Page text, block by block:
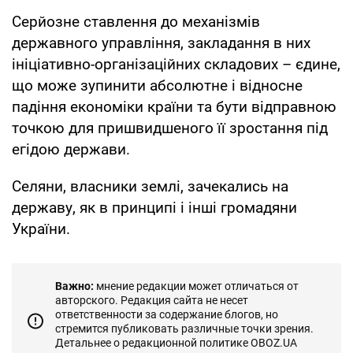
Серйозне ставлення до механізмів
державного управління, закладання в них
ініціативно-організаційних складових – єдине,
що може зупинити абсолютне і відносне
падіння економіки країни та бути відправною
точкою для пришвидшеного її зростання під
егідою держави.
Селяни, власники землі, зачекались на
державу, як в принципі і інші громадяни
України.
Важно: мнение редакции может отличаться от
авторского. Редакция сайта не несет
ответственности за содержание блогов, но
стремится публиковать различные точки зрения.
Детальнее о редакционной политике OBOZ.UA